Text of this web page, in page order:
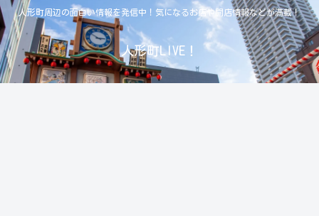
人形町周辺の面白い情報を発信中！気になるお店や開店情報などが満載！
人形町LIVE！